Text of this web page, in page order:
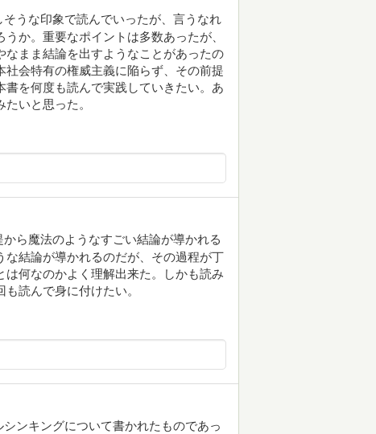
うな印象で読んでいったが、言うなれ
か。重要なポイントは多数あったが、
まま結論を出すようなことがあったの
会特有の権威主義に陥らず、その前提
を何度も読んで実践していきたい。あ
いと思った。
ら魔法のようなすごい結論が導かれる
結論が導かれるのだが、その過程が丁
何なのかよく理解出来た。しかも読み
読んで身に付けたい。
ンキングについて書かれたものであっ